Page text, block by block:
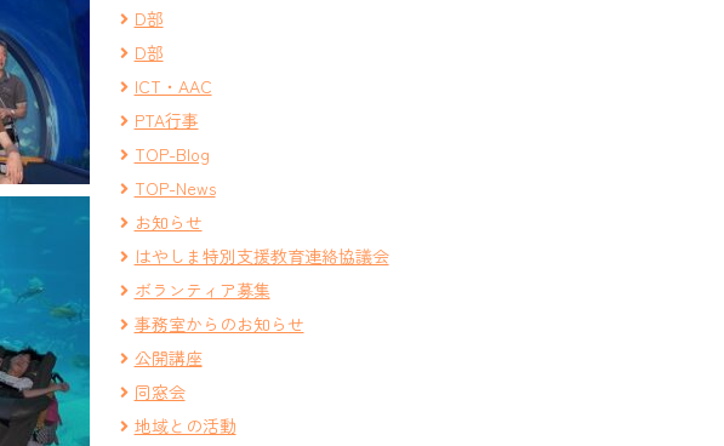
D部
D部
ICT・AAC
PTA行事
TOP-Blog
TOP-News
お知らせ
はやしま特別支援教育連絡協議会
ボランティア募集
事務室からのお知らせ
公開講座
同窓会
地域との活動